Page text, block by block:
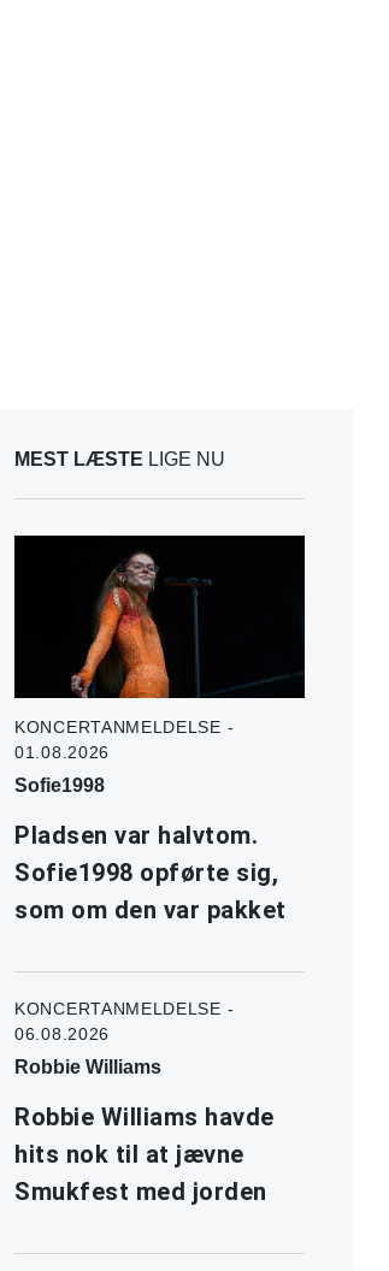
MEST LÆSTE LIGE NU
KONCERTANMELDELSE -
01.08.2026
Sofie1998
Pladsen var halvtom.
Sofie1998 opførte sig,
som om den var pakket
KONCERTANMELDELSE -
06.08.2026
Robbie Williams
Robbie Williams havde
hits nok til at jævne
Smukfest med jorden